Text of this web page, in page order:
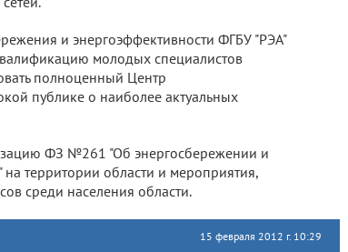
и энергоэффективности ФГБУ "РЭА"
молодых специалистов
полноценный Центр
публике о наиболее актуальных
ФЗ №261 "Об энергосбережении и
территории области и мероприятия,
среди населения области.
15 февраля 2012 г. 10:29